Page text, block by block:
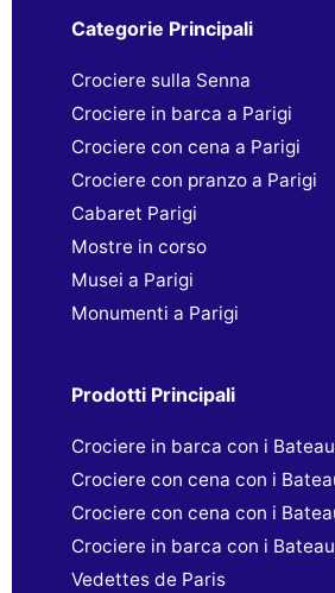
Categorie Principali
Crociere sulla Senna
Crociere in barca a Parigi
Crociere con cena a Parigi
Crociere con pranzo a Parigi
Cabaret Parigi
Mostre in corso
Musei a Parigi
Monumenti a Parigi
Prodotti Principali
Crociere in barca con i
Crociere con cena con i
Crociere con cena con i
Crociere in barca con i
Vedettes de Paris